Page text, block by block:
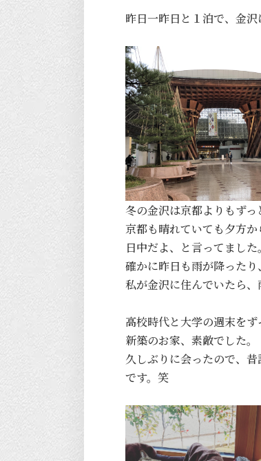
昨日一昨日と１泊で、金沢
冬の金沢は京都よりもずっ
京都も晴れていても夕方
日中だよ、と言ってました。
確かに昨日も雨が降ったり
私が金沢に住んでいたら、
高校時代と大学の週末を
新築のお家、素敵でした。
久しぶりに会ったので、
です。笑